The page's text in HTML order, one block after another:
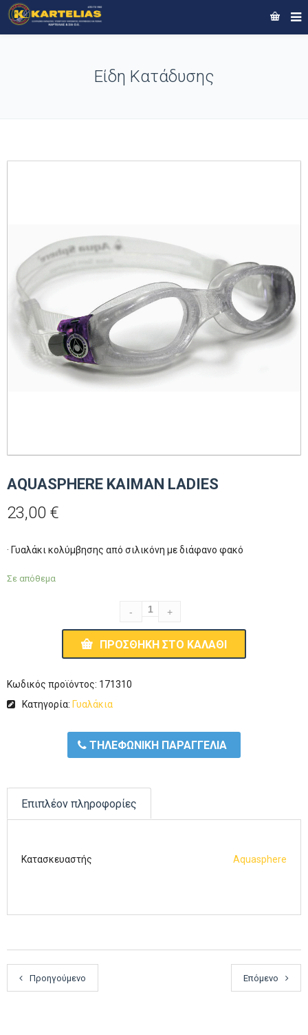
Είδη Κατάδυσης
AQUASPHERE KAIMAN LADIES
23,00 €
· Γυαλάκι κολύμβησης από σιλικόνη με διάφανο φακό
Σε απόθεμα
ΠΡΟΣΘΉΚΗ ΣΤΟ ΚΑΛΆΘΙ
Κωδικός προϊόντος: 171310
Κατηγορία: Γυαλάκια
ΤΗΛΕΦΩΝΙΚΗ ΠΑΡΑΓΓΕΛΙΑ
Επιπλέον πληροφορίες
Κατασκευαστής Aquasphere
Προηγούμενο Επόμενο